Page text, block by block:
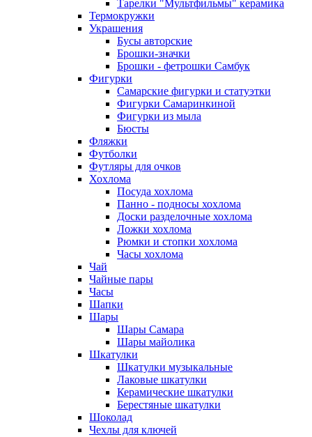
Тарелки "Мультфильмы" керамика
Термокружки
Украшения
Бусы авторские
Брошки-значки
Брошки - фетрошки Самбук
Фигурки
Самарские фигурки и статуэтки
Фигурки Самаринкиной
Фигурки из мыла
Бюсты
Фляжки
Футболки
Футляры для очков
Хохлома
Посуда хохлома
Панно - подносы хохлома
Доски разделочные хохлома
Ложки хохлома
Рюмки и стопки хохлома
Часы хохлома
Чай
Чайные пары
Часы
Шапки
Шары
Шары Самара
Шары майолика
Шкатулки
Шкатулки музыкальные
Лаковые шкатулки
Керамические шкатулки
Берестяные шкатулки
Шоколад
Чехлы для ключей